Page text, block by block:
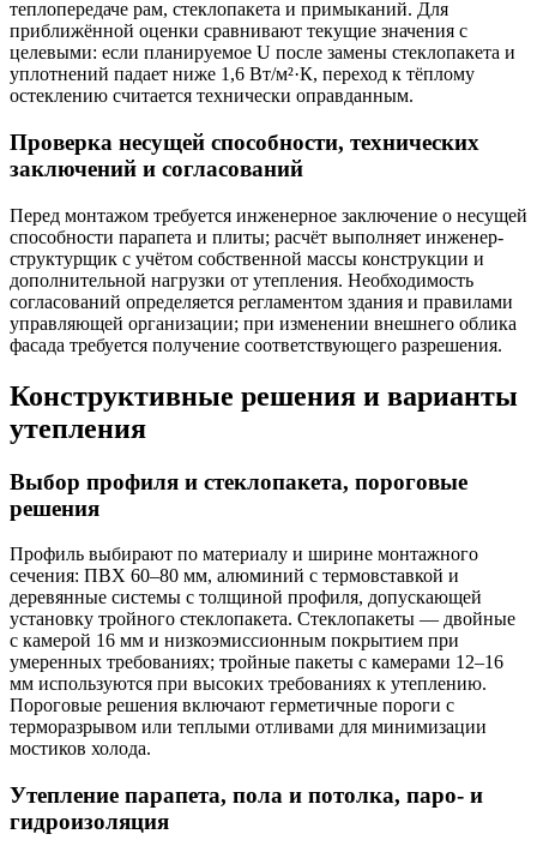
теплопередаче рам, стеклопакета и примыканий. Для
приближённой оценки сравнивают текущие значения с
целевыми: если планируемое U после замены стеклопакета и
уплотнений падает ниже 1,6 Вт/м²·К, переход к тёплому
остеклению считается технически оправданным.
Проверка несущей способности, технических
заключений и согласований
Перед монтажом требуетcя инженерное заключение о несущей
способности парапета и плиты; расчёт выполняет инженер-
структурщик с учётом собственной массы конструкции и
дополнительной нагрузки от утепления. Необходимость
согласований определяется регламентом здания и правилами
управляющей организации; при изменении внешнего облика
фасада требуется получение соответствующего разрешения.
Конструктивные решения и варианты
утепления
Выбор профиля и стеклопакета, пороговые
решения
Профиль выбирают по материалу и ширине монтажного
сечения: ПВХ 60–80 мм, алюминий с термовставкой и
деревянные системы с толщиной профиля, допускающей
установку тройного стеклопакета. Стеклопакеты — двойные
с камерой 16 мм и низкоэмиссионным покрытием при
умеренных требованиях; тройные пакеты с камерами 12–16
мм используются при высоких требованиях к утеплению.
Пороговые решения включают герметичные пороги с
терморазрывом или теплыми отливами для минимизации
мостиков холода.
Утепление парапета, пола и потолка, паро- и
гидроизоляция